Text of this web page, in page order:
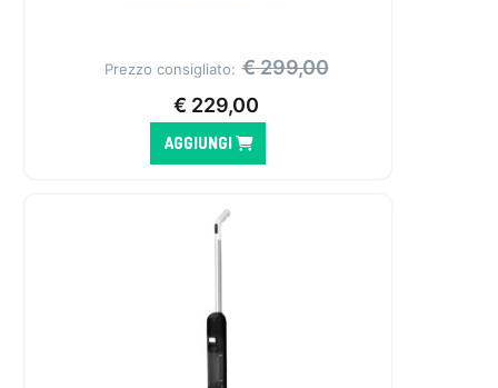
Prezzo consigliato: €299,00
€ 229,00
AGGIUNGI